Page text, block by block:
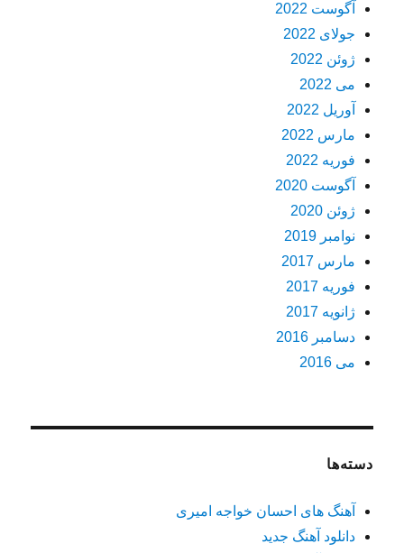
آگوست 2022
جولای 2022
ژوئن 2022
می 2022
آوریل 2022
مارس 2022
فوریه 2022
آگوست 2020
ژوئن 2020
نوامبر 2019
مارس 2017
فوریه 2017
ژانویه 2017
دسامبر 2016
می 2016
دسته‌ها
آهنگ های احسان خواجه امیری
دانلود آهنگ جدید